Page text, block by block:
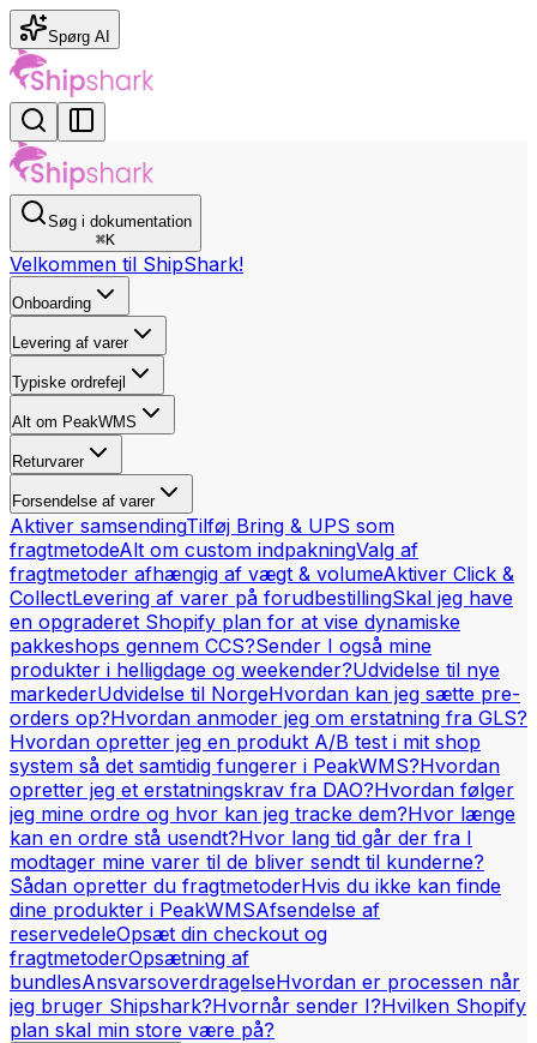
Spørg AI
Søg i dokumentation
⌘K
Velkommen til ShipShark!
Onboarding
Levering af varer
Typiske ordrefejl
Alt om PeakWMS
Returvarer
Forsendelse af varer
Aktiver samsendingTilføj Bring & UPS som
fragtmetodeAlt om custom indpakningValg af
fragtmetoder afhængig af vægt & volumeAktiver Click &
CollectLevering af varer på forudbestillingSkal jeg have
en opgraderet Shopify plan for at vise dynamiske
pakkeshops gennem CCS?Sender I også mine
produkter i helligdage og weekender?Udvidelse til nye
markederUdvidelse til NorgeHvordan kan jeg sætte pre-
orders op?Hvordan anmoder jeg om erstatning fra GLS?
Hvordan opretter jeg en produkt A/B test i mit shop
system så det samtidig fungerer i PeakWMS?Hvordan
opretter jeg et erstatningskrav fra DAO?Hvordan følger
jeg mine ordre og hvor kan jeg tracke dem?Hvor længe
kan en ordre stå usendt?Hvor lang tid går der fra I
modtager mine varer til de bliver sendt til kunderne?
Sådan opretter du fragtmetoderHvis du ikke kan finde
dine produkter i PeakWMSAfsendelse af
reservedeleOpsæt din checkout og
fragtmetoderOpsætning af
bundlesAnsvarsoverdragelseHvordan er processen når
jeg bruger Shipshark?Hvornår sender I?Hvilken Shopify
plan skal min store være på?